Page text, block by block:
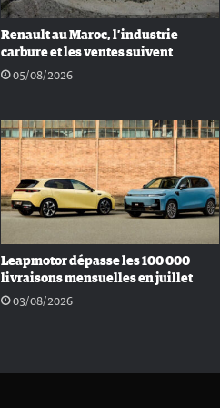
Renault au Maroc, l’industrie
carbure et les ventes suivent
05/08/2026
Leapmotor dépasse les 100 000
livraisons mensuelles en juillet
03/08/2026